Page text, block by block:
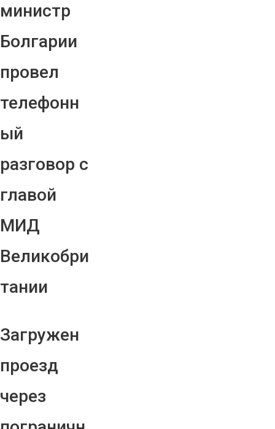
министр
Болгарии
провел
телефонн
ый
разговор с
главой
МИД
Великобри
тании
Загружен
проезд
через